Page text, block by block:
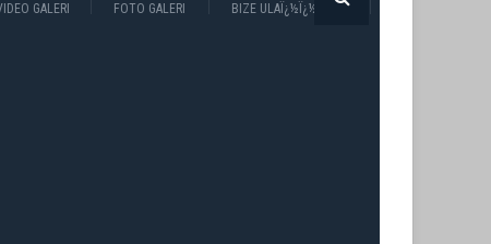
GALERI FOTO GALERI BIZE ULAÏ¿½Ï¿½N